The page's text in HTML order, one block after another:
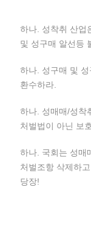
하나. 성착취 산업
및 성구매 알선등
하나. 성구매 및
환수하라.
하나. 성매매/성착
처벌법이 아닌 보
하나. 국회는 성매
처벌조항 삭제하
당장!